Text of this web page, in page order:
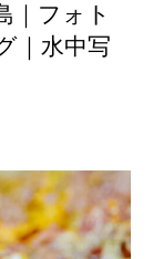
｜フォト
｜水中写